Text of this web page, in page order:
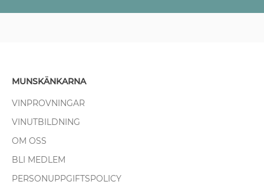
MUNSKÄNKARNA
VINPROVNINGAR
VINUTBILDNING
OM OSS
BLI MEDLEM
PERSONUPPGIFTSPOLICY